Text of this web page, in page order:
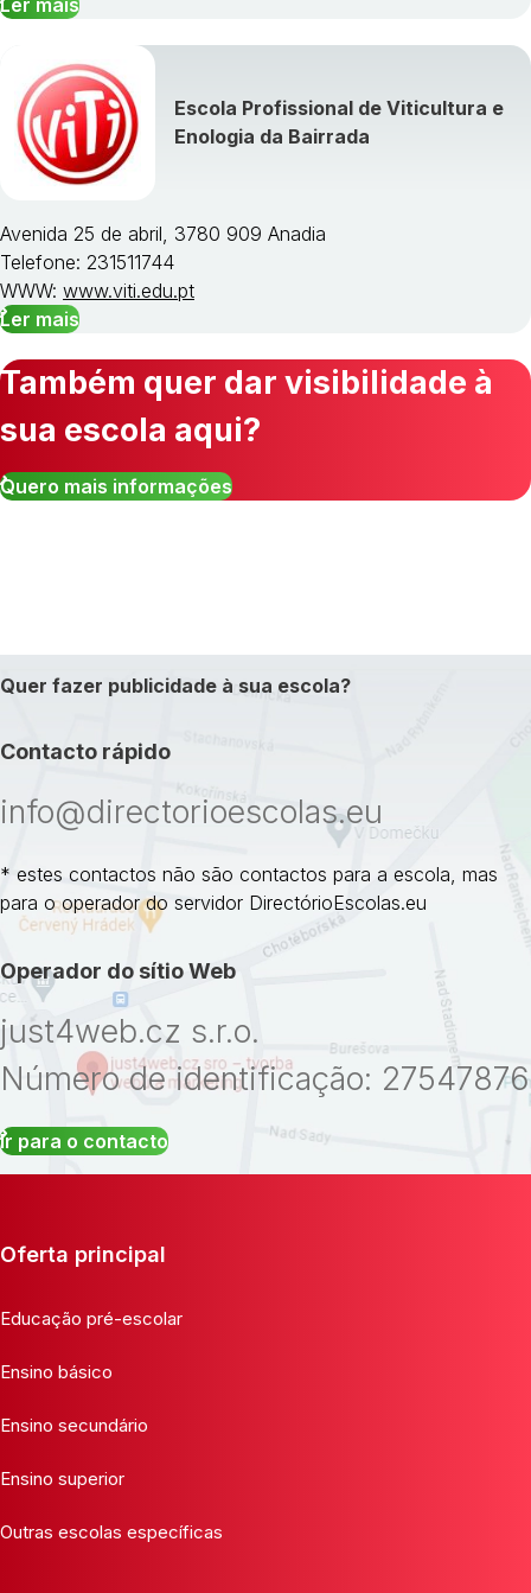
Escola Profissional de Viticultura e
Enologia da Bairrada
Avenida 25 de abril, 3780 909 Anadia
Telefone: 231511744
WWW: www.viti.edu.pt
Ler mais
Também quer dar visibilidade à
sua escola aqui?
Quero mais informações
Quer fazer publicidade à sua escola?
Contacto rápido
info@directorioescolas.eu
* estes contactos não são contactos para a escola, mas
para o operador do servidor DirectórioEscolas.eu
Operador do sítio Web
just4web.cz s.r.o.
Número de identificação: 27547876
Ir para o contacto
Oferta principal
Educação pré-escolar
Ensino básico
Ensino secundário
Ensino superior
Outras escolas específicas